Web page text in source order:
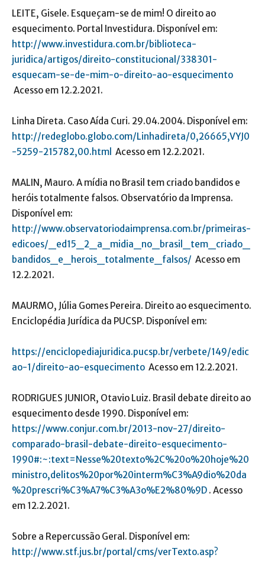
LEITE, Gisele. Esqueçam-se de mim! O direito ao
esquecimento. Portal Investidura. Disponível em:
http://www.investidura.com.br/biblioteca-
juridica/artigos/direito-constitucional/338301-
esquecam-se-de-mim-o-direito-ao-esquecimento
Acesso em 12.2.2021.
Linha Direta. Caso Aída Curi. 29.04.2004. Disponível em:
http://redeglobo.globo.com/Linhadireta/0,26665,VYJ0
-5259-215782,00.html Acesso em 12.2.2021.
MALIN, Mauro. A mídia no Brasil tem criado bandidos e
heróis totalmente falsos. Observatório da Imprensa.
Disponível em:
http://www.observatoriodaimprensa.com.br/primeiras-
edicoes/_ed15_2_a_midia_no_brasil_tem_criado_
bandidos_e_herois_totalmente_falsos/ Acesso em
12.2.2021.
MAURMO, Júlia Gomes Pereira. Direito ao esquecimento.
Enciclopédia Jurídica da PUCSP. Disponível em:
https://enciclopediajuridica.pucsp.br/verbete/149/edic
ao-1/direito-ao-esquecimento Acesso em 12.2.2021.
RODRIGUES JUNIOR, Otavio Luiz. Brasil debate direito ao
esquecimento desde 1990. Disponível em:
https://www.conjur.com.br/2013-nov-27/direito-
comparado-brasil-debate-direito-esquecimento-
1990#:~:text=Nesse%20texto%2C%20o%20hoje%20
ministro,delitos%20por%20interm%C3%A9dio%20da
%20prescri%C3%A7%C3%A3o%E2%80%9D . Acesso
em 12.2.2021.
Sobre a Repercussão Geral. Disponível em:
http://www.stf.jus.br/portal/cms/verTexto.asp?